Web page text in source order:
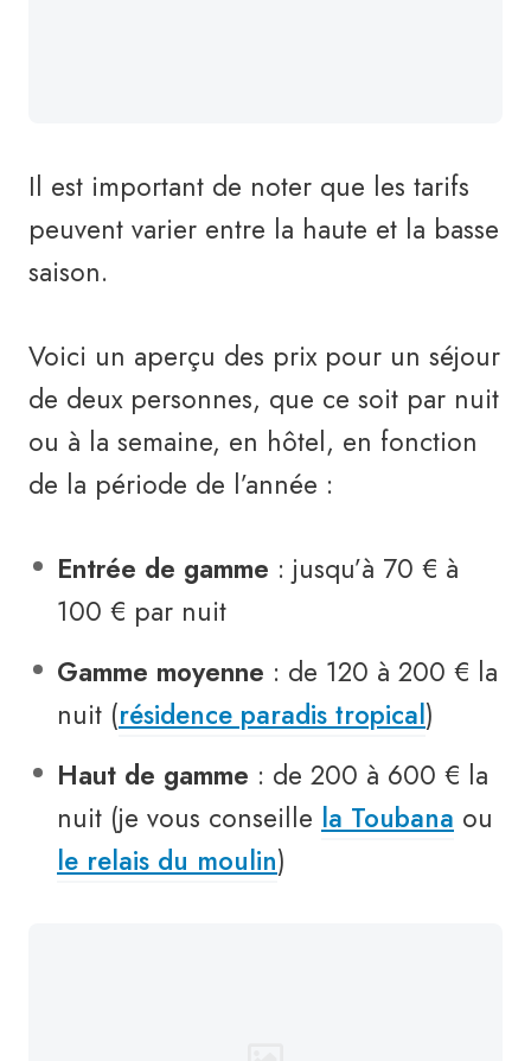
Il est important de noter que les tarifs
peuvent varier entre la haute et la basse
saison.
Voici un aperçu des prix pour un séjour
de deux personnes, que ce soit par nuit
ou à la semaine, en hôtel, en fonction
de la période de l’année :
Entrée de gamme : jusqu’à 70 € à
100 € par nuit
Gamme moyenne : de 120 à 200 € la
nuit (résidence paradis tropical)
Haut de gamme : de 200 à 600 € la
nuit (je vous conseille la Toubana ou
le relais du moulin)